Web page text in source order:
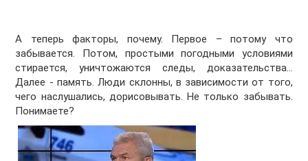
А теперь факторы, почему. Первое – потому что
забывается. Потом, простыми погодными условиями
стирается, уничтожаются следы, доказательства…
Далее - память. Люди склонны, в зависимости от того,
чего наслушались, дорисовывать. Не только забывать.
Понимаете?